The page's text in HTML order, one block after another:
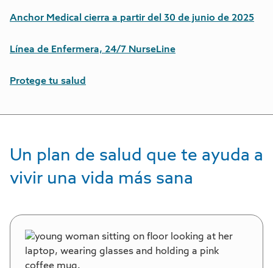
Anchor Medical cierra a partir del 30 de junio de 2025
Línea de Enfermera, 24/7 NurseLine
Protege tu salud
Un plan de salud que te ayuda a
vivir una vida más sana